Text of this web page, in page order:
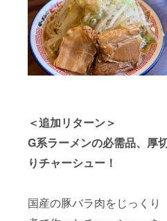
＜追加リターン＞
G系ラーメンの必需品、厚
りチャーシュー！
国産の豚バラ肉をじっくり